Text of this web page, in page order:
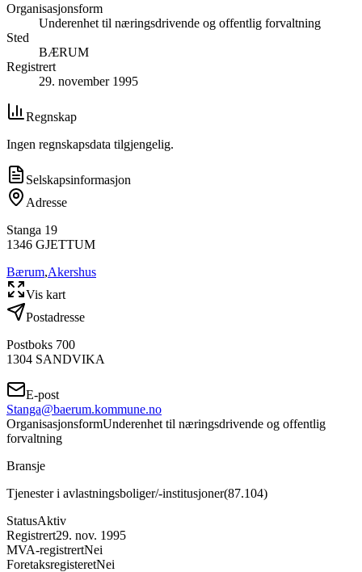
Organisasjonsform
Underenhet til næringsdrivende og offentlig forvaltning
Sted
BÆRUM
Registrert
29. november 1995
Regnskap
Ingen regnskapsdata tilgjengelig.
Selskapsinformasjon
Adresse
Stanga 19
1346 GJETTUM
Bærum,Akershus
Vis kart
Postadresse
Postboks 700
1304 SANDVIKA
E-post
Stanga@baerum.kommune.no
OrganisasjonsformUnderenhet til næringsdrivende og offentlig
forvaltning
Bransje
Tjenester i avlastningsboliger/-institusjoner(87.104)
StatusAktiv
Registrert29. nov. 1995
MVA-registrertNei
ForetaksregisteretNei